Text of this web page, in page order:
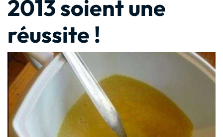
2013 soient une
réussite !